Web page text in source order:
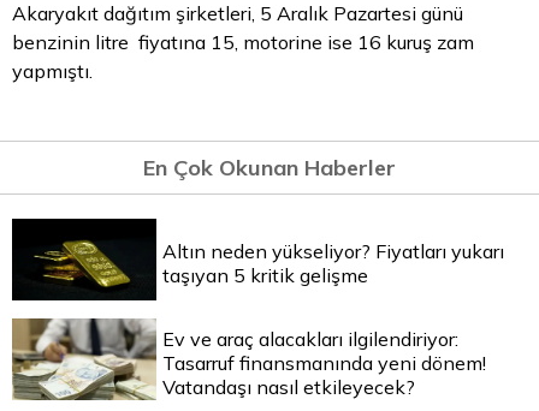
Akaryakıt dağıtım şirketleri, 5 Aralık Pazartesi günü
benzinin litre fiyatına 15, motorine ise 16 kuruş zam
yapmıştı.
En Çok Okunan Haberler
Altın neden yükseliyor? Fiyatları yukarı
taşıyan 5 kritik gelişme
Ev ve araç alacakları ilgilendiriyor:
Tasarruf finansmanında yeni dönem!
Vatandaşı nasıl etkileyecek?